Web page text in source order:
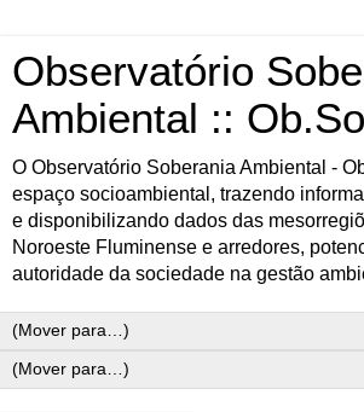
Observatório
Ambiental ::
O Observatório Soberania Ambiental -
espaço socioambiental, trazendo
e disponibilizando dados das
Noroeste Fluminense e arredores,
autoridade da sociedade na gestão